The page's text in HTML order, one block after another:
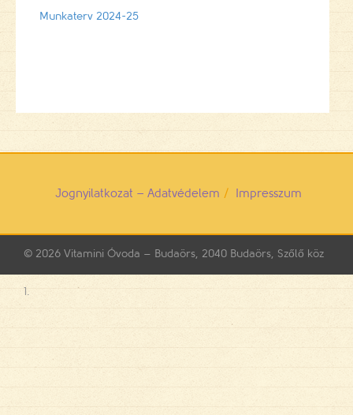
Munkaterv 2024-25
Jognyilatkozat – Adatvédelem Impresszum
© 2026 Vitamini Óvoda – Budaörs, 2040 Budaörs, Szőlő köz
1.